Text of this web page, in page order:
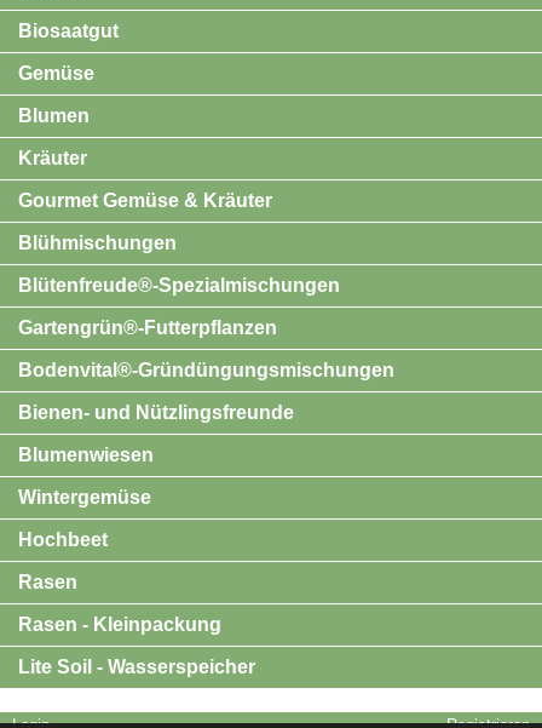
Biosaatgut
Gemüse
Blumen
Kräuter
Gourmet Gemüse & Kräuter
Blühmischungen
Blütenfreude®-Spezialmischungen
Gartengrün®-Futterpflanzen
Bodenvital®-Gründüngungsmischungen
Bienen- und Nützlingsfreunde
Blumenwiesen
Wintergemüse
Hochbeet
Rasen
Rasen - Kleinpackung
Lite Soil - Wasserspeicher